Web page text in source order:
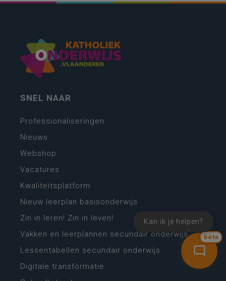
bèta
Kan ik je helpen?
SNEL NAAR
Professionaliseringen
Nieuws
Webshop
Vacatures
Kwaliteitsplatform
Nieuw leerplan basisonderwijs
Zin in leren! Zin in leven!
Vakken en leerplannen secundair onderwijs
Lessentabellen secundair onderwijs
Digitale transformatie